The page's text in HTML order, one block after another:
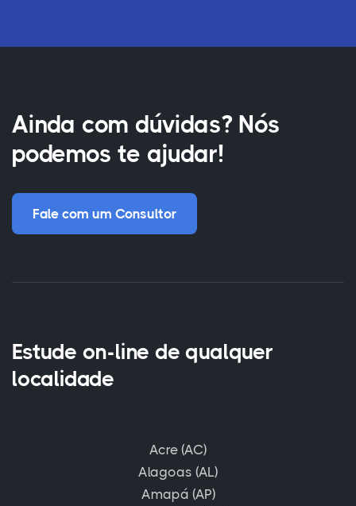
Ainda com dúvidas? Nós
podemos te ajudar!
Fale com um Consultor
Estude on-line de qualquer
localidade
Acre (AC)
Alagoas (AL)
Amapá (AP)